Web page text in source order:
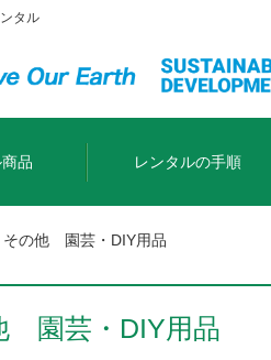
タル
品 レンタルの手順
その他 園芸・DIY用品
園芸・DIY用品